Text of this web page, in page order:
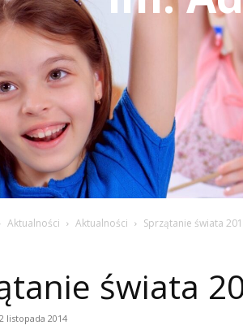
Aktualności Aktualności Sprzątanie świata
świata
listopada 2014